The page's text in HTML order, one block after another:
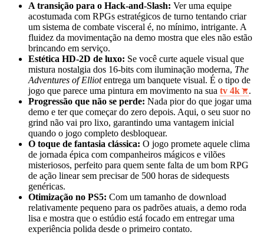
A transição para o Hack-and-Slash: Ver uma equipe
acostumada com RPGs estratégicos de turno tentando criar
um sistema de combate visceral é, no mínimo, intrigante. A
fluidez da movimentação na demo mostra que eles não estão
brincando em serviço.
Estética HD-2D de luxo: Se você curte aquele visual que
mistura nostalgia dos 16-bits com iluminação moderna, The
Adventures of Elliotentrega um banquete visual. É o tipo de
jogo que parece uma pintura em movimento na sua tv 4k
.
Progressão que não se perde: Nada pior do que jogar uma
demo e ter que começar do zero depois. Aqui, o seu suor no
grind não vai pro lixo, garantindo uma vantagem inicial
quando o jogo completo desbloquear.
O toque de fantasia clássica: O jogo promete aquele clima
de jornada épica com companheiros mágicos e vilões
misteriosos, perfeito para quem sente falta de um bom RPG
de ação linear sem precisar de 500 horas de sidequests
genéricas.
Otimização no PS5: Com um tamanho de download
relativamente pequeno para os padrões atuais, a demo roda
lisa e mostra que o estúdio está focado em entregar uma
experiência polida desde o primeiro contato.